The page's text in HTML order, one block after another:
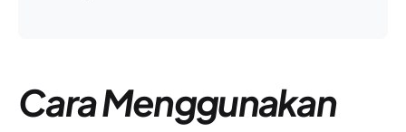
Cara Menggunakan